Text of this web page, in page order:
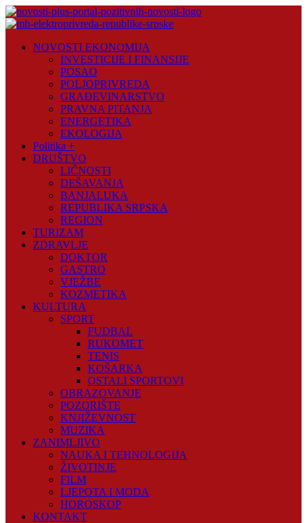
Skip
to
Plus
NOVOSTI EKONOMIJA
INVESTICIJE I FINANSIJE
POSAO
POLJOPRIVREDA
GRAĐEVINARSTVO
PRAVNA PITANJA
ENERGETIKA
EKOLOGIJA
Politika +
DRUŠTVO
LIČNOSTI
DEŠAVANJA
BANJALUKA
REPUBLIKA SRPSKA
REGION
TURIZAM
ZDRAVLJE
DOKTOR
GASTRO
VJEŽBE
KOZMETIKA
KULTURA
SPORT
FUDBAL
RUKOMET
TENIS
KOŠARKA
OSTALI SPORTOVI
OBRAZOVANJE
POZORIŠTE
KNJIŽEVNOST
MUZIKA
ZANIMLJIVO
NAUKA I TEHNOLOGIJA
ŽIVOTINJE
FILM
LJEPOTA I MODA
HOROSKOP
KONTAKT